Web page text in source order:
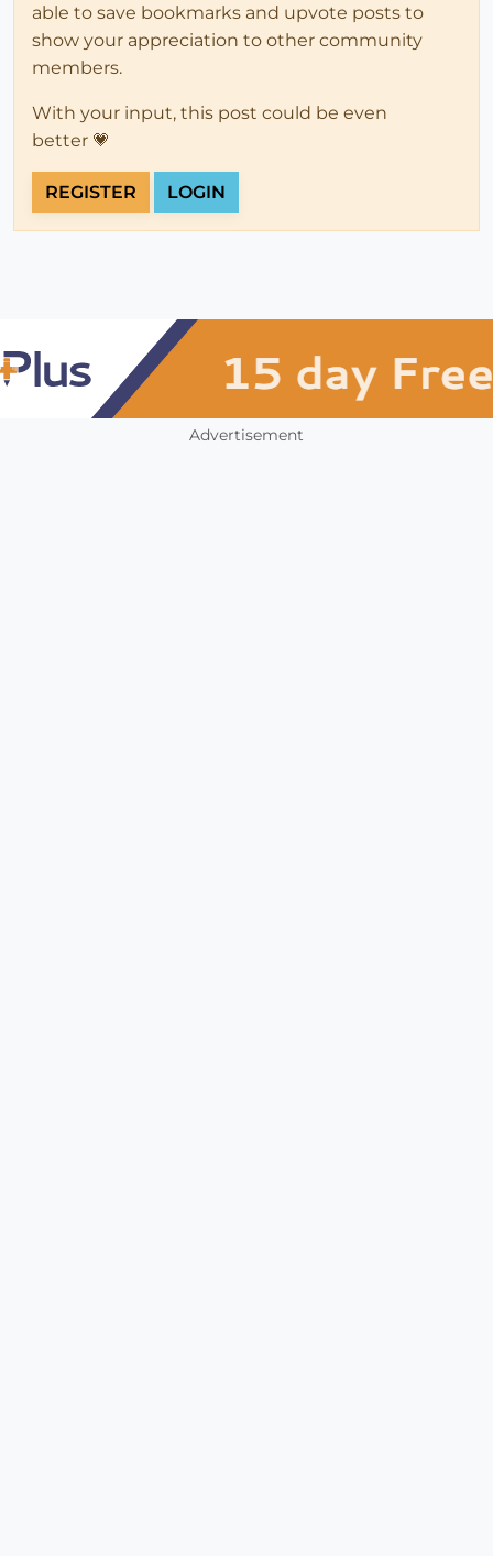
able to save bookmarks and upvote posts to
show your appreciation to other community
members.
With your input, this post could be even
better 💗
REGISTER LOGIN
Advertisement